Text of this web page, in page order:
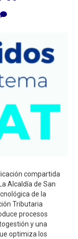
compartida
Alcaldía de San
de la
Tributaria
procesos
y una
optimiza los